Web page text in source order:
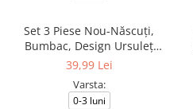
Set 3 Piese Nou-Născuți,
Bumbac, Design Ursuleț
Explorator
39,99 Lei
Varsta:
0-3 luni